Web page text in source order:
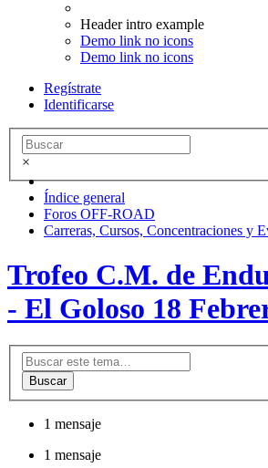
Header intro example
Demo link no icons
Demo link no icons
Regístrate
Identificarse
×
Índice general
Foros OFF-ROAD
Carreras, Cursos, Concentraciones y
Trofeo C.M. de
- El Goloso 18
Buscar
1 mensaje
1 mensaje